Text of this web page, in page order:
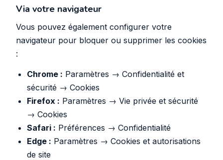
Via votre navigateur
Vous pouvez également configurer votre
navigateur pour bloquer ou supprimer les cookies
:
Chrome : Paramètres → Confidentialité et
sécurité → Cookies
Firefox : Paramètres → Vie privée et sécurité
→ Cookies
Safari : Préférences → Confidentialité
Edge : Paramètres → Cookies et autorisations
de site